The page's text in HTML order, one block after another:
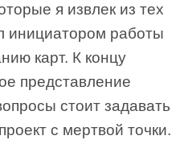
я извлек из тех
инициатором работы
карт. К концу
представление
стоит задавать
с мертвой точки.